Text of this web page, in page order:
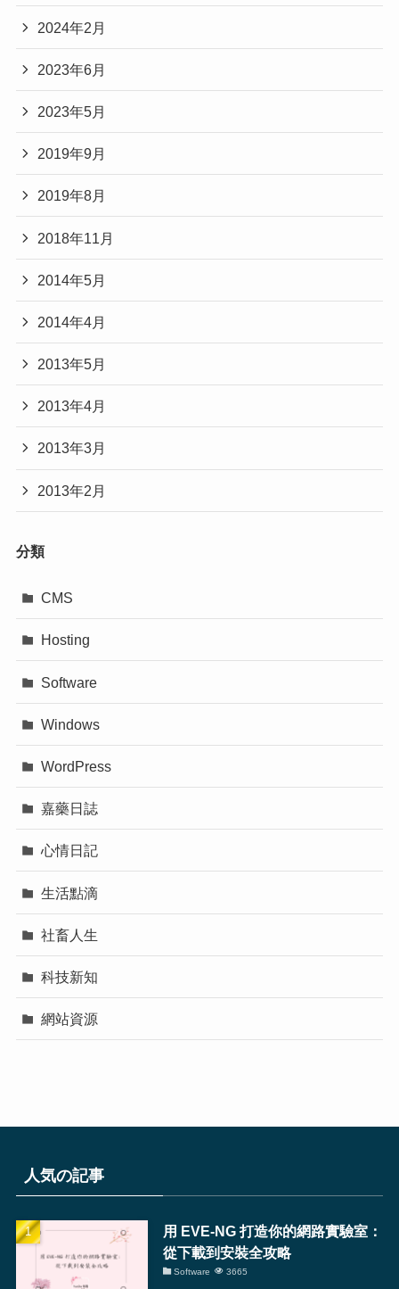
2024年2月
2023年6月
2023年5月
2019年9月
2019年8月
2018年11月
2014年5月
2014年4月
2013年5月
2013年4月
2013年3月
2013年2月
分類
CMS
Hosting
Software
Windows
WordPress
嘉藥日誌
心情日記
生活點滴
社畜人生
科技新知
網站資源
人気の記事
用 EVE-NG 打造你的網路實驗室：
從下載到安裝全攻略
Software 3665